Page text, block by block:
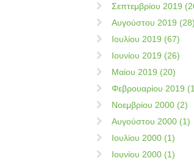
Σεπτεμβρίου 2019
Αυγούστου 2019 (28)
Ιουλίου 2019 (67)
Ιουνίου 2019 (26)
Μαίου 2019 (20)
Φεβρουαρίου 2019
Νοεμβρίου 2000 (2)
Αυγούστου 2000 (1)
Ιουλίου 2000 (1)
Ιουνίου 2000 (1)